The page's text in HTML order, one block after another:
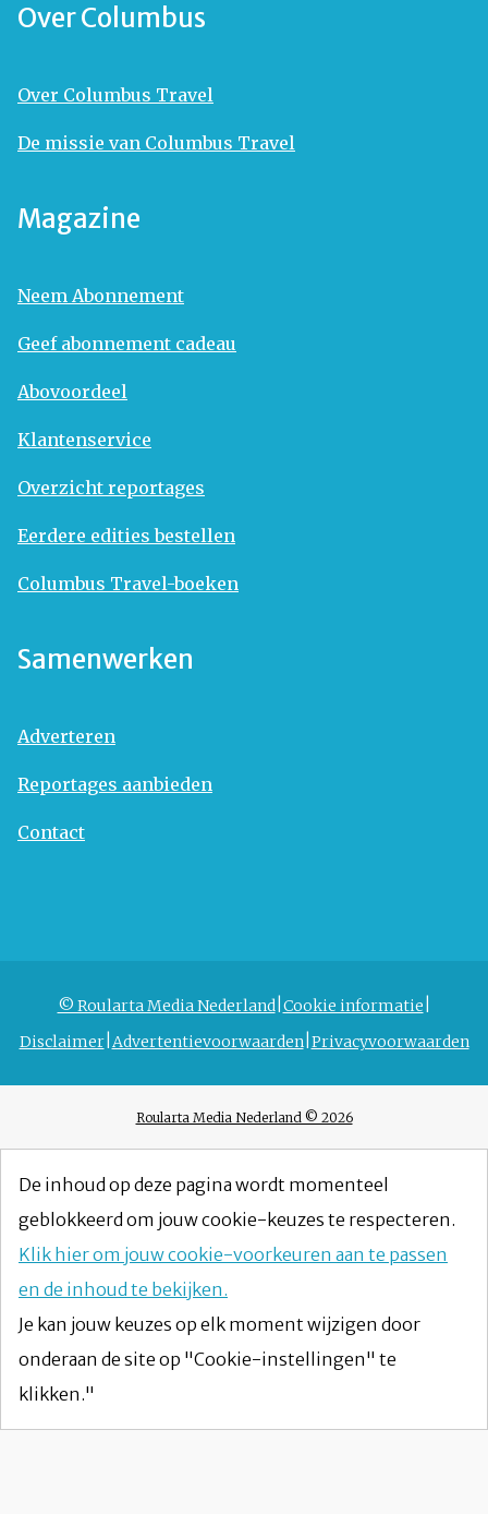
Over Columbus
Over Columbus Travel
De missie van Columbus Travel
Magazine
Neem Abonnement
Geef abonnement cadeau
Abovoordeel
Klantenservice
Overzicht reportages
Eerdere edities bestellen
Columbus Travel-boeken
Samenwerken
Adverteren
Reportages aanbieden
Contact
© Roularta Media Nederland Cookie informatie
Disclaimer Advertentievoorwaarden Privacyvoorwaarden
Roularta Media Nederland © 2026
De inhoud op deze pagina wordt momenteel
geblokkeerd om jouw cookie-keuzes te respecteren.
Klik hier om jouw cookie-voorkeuren aan te passen
en de inhoud te bekijken.
Je kan jouw keuzes op elk moment wijzigen door
onderaan de site op "Cookie-instellingen" te
klikken."